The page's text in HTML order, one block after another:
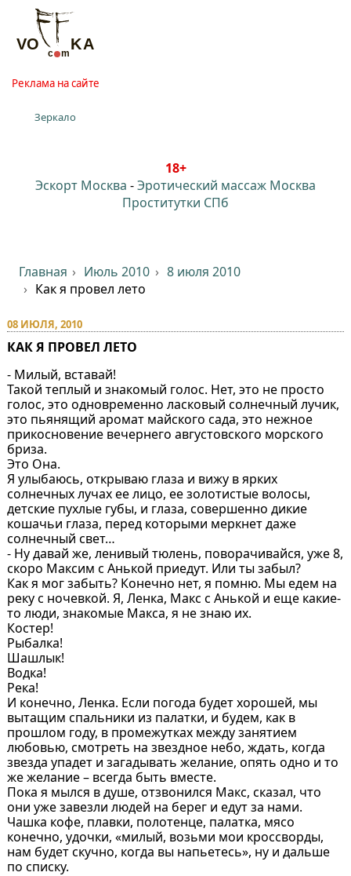
Реклама на сайте
Зеркало
18+
Эскорт Москва -Эротический массаж Москва
Проститутки СПб
Главная Июль 2010
8 июля 2010
Как я провел лето
08 ИЮЛЯ, 2010
КАК Я ПРОВЕЛ ЛЕТО
- Милый, вставай!
Такой теплый и знакомый голос. Нет, это не просто
голос, это одновременно ласковый солнечный лучик,
это пьянящий аромат майского сада, это нежное
прикосновение вечернего августовского морского
бриза.
Это Она.
Я улыбаюсь, открываю глаза и вижу в ярких
солнечных лучах ее лицо, ее золотистые волосы,
детские пухлые губы, и глаза, совершенно дикие
кошачьи глаза, перед которыми меркнет даже
солнечный свет…
- Ну давай же, ленивый тюлень, поворачивайся, уже 8,
скоро Максим с Анькой приедут. Или ты забыл?
Как я мог забыть? Конечно нет, я помню. Мы едем на
реку с ночевкой. Я, Ленка, Макс с Анькой и еще какие-
то люди, знакомые Макса, я не знаю их.
Костер!
Рыбалка!
Шашлык!
Водка!
Река!
И конечно, Ленка. Если погода будет хорошей, мы
вытащим спальники из палатки, и будем, как в
прошлом году, в промежутках между занятием
любовью, смотреть на звездное небо, ждать, когда
звезда упадет и загадывать желание, опять одно и то
же желание – всегда быть вместе.
Пока я мылся в душе, отзвонился Макс, сказал, что
они уже завезли людей на берег и едут за нами.
Чашка кофе, плавки, полотенце, палатка, мясо
конечно, удочки, «милый, возьми мои кроссворды,
нам будет скучно, когда вы напьетесь», ну и дальше
по списку.